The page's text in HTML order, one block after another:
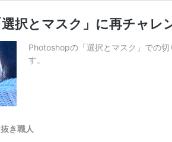
択とマスク」に再チャレ
Photoshopの「選択とマスク」での
す。
き職人